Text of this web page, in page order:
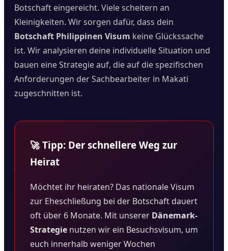
Botschaft eingereicht. Viele scheitern an
Kleinigkeiten. Wir sorgen dafür, dass dein
Botschaft Philippinen Visum keine Glückssache
ist. Wir analysieren deine individuelle Situation und
bauen eine Strategie auf, die auf die spezifischen
Anforderungen der Sachbearbeiter in Makati
zugeschnitten ist.
🚀 Tipp: Der schnellere Weg zur
Heirat
Möchtet ihr heiraten? Das nationale Visum
zur Eheschließung bei der Botschaft dauert
oft über 6 Monate. Mit unserer Dänemark-
Strategie nutzen wir ein Besuchsvisum, um
euch innerhalb weniger Wochen